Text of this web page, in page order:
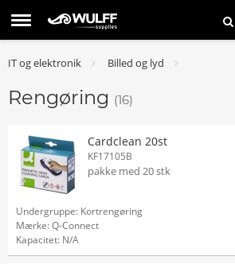
IT og elektronik Billed og lyd
Rengøring (16)
Cardclean 20st
KF17105B
pakke med 20 stk
Undergruppe: Kortrengøring
Mærke: Q-Connect
Kapacitet: N/A